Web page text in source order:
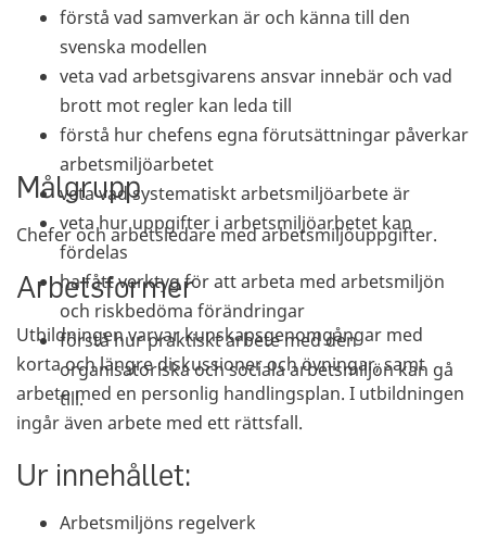
förstå vad samverkan är och känna till den
svenska modellen
veta vad arbetsgivarens ansvar innebär och vad
brott mot regler kan leda till
förstå hur chefens egna förutsättningar påverkar
arbetsmiljöarbetet
veta vad systematiskt arbetsmiljöarbete är
veta hur uppgifter i arbetsmiljöarbetet kan
fördelas
ha fått verktyg för att arbeta med arbetsmiljön
och riskbedöma förändringar
förstå hur praktiskt arbete med den
organisatoriska och sociala arbetsmiljön kan gå
till.
Målgrupp
Chefer och arbetsledare med arbetsmiljöuppgifter.
Arbetsformer
Utbildningen varvar kunskapsgenomgångar med
korta och längre diskussioner och övningar, samt
arbete med en personlig handlingsplan. I utbildningen
ingår även arbete med ett rättsfall.
Ur innehållet:
Arbetsmiljöns regelverk